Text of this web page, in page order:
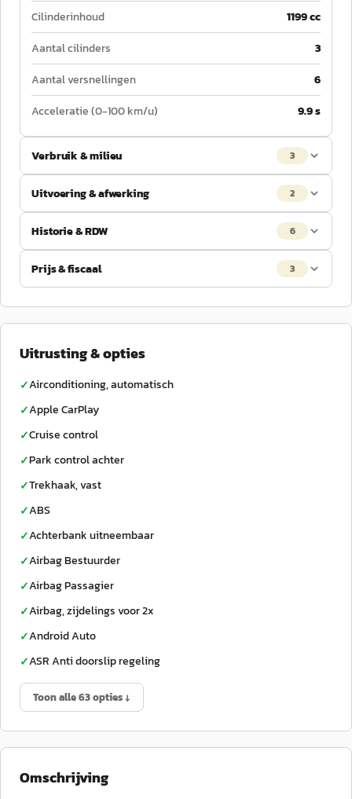
Cilinderinhoud
1199 cc
Aantal cilinders
3
Aantal versnellingen
6
Acceleratie (0-100 km/u)
9.9 s
Verbruik & milieu 3
Uitvoering & afwerking 2
Historie & RDW 6
Prijs & fiscaal 3
Uitrusting & opties
✓Airconditioning, automatisch
✓Apple CarPlay
✓Cruise control
✓Park control achter
✓Trekhaak, vast
✓ABS
✓Achterbank uitneembaar
✓Airbag Bestuurder
✓Airbag Passagier
✓Airbag, zijdelings voor 2x
✓Android Auto
✓ASR Anti doorslip regeling
Toon alle 63 opties ↓
Omschrijving